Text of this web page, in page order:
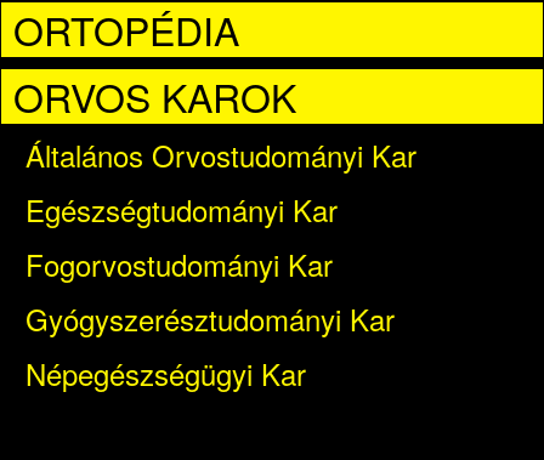
ORTOPÉDIA
ORVOS KAROK
Általános Orvostudományi Kar
Egészségtudományi Kar
Fogorvostudományi Kar
Gyógyszerésztudományi Kar
Népegészségügyi Kar